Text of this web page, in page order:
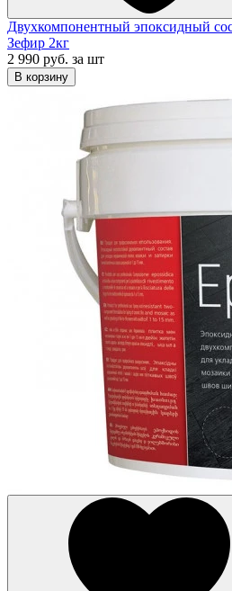
Двухкомпонентный эпоксидный
Зефир 2кг
2 990 руб. за шт
В корзину